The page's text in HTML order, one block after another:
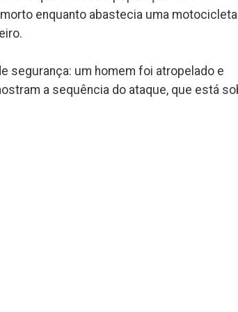
enquanto abastecia uma
segurança: um homem foi atropelado e
a sequência do ataque, que está